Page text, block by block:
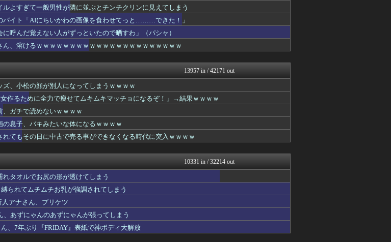
まうwwwwwwwwwwwwwwwwww
フィルダースチョイス
、流石に厳しいwwwwww
mashlife通信
ィ脱ぎかけのナマ乳がHすぎる
まとめ芸能＠美女画像まとめ...
ってるけど、気にしないでね❤」ﾊﾟｼｬ
嫁候補たちがビチャビチャの論争ｗｗｗｗ
GOSSIP速報
国民全体が思っていた「外国人受け入れ反...
おーるじゃんる
、転職するか迷う
ぶる速-VIP
履いた靴とか馬鹿にされる
コノユビニュース｜みんなの...
毛剤だった。フサフサでピチピチの30歳だ...
ジャンポ購入を検討。理由を聞く...
馬鳥速報
木幹太五段に勝利 柵木五段の連勝は15で...
将棋まとめた@２ｃｈ
案件がくる模様！🍨🍦
過ぎない。私なら円を強くすることが出来る...
開」って結局なんだと思う？
ふぇー速
チ屋イベントで予想外の展開になってしまう...
女子アナお宝画像速報－5c...
スレ
大艦巨砲主義！
ナニーした結果→！！！
とになった・・・・・・
ないｗｗｗｗ
わんこーる速報！
【8/8】
ツバメ速報＠ヤクルトスワロ...
項目が急に廃止されたんだけど意味不明すぎ...
増加。記憶の継承が危ぶまれる事態に
もない……
おたくみくす 声優まとめ
ルよすぎて一般男性が隣に並ぶとチンチクリンに見えてしまう
バイト「AIにちいかわの画像を食わせてっと………できた！」
に呼んだ覚えない人がずっといたので晒すわ」（パシャ）
ん、溶けるｗｗｗｗｗｗｗｗｗｗｗｗｗｗｗｗｗｗｗｗｗｗ
13957 in / 42171 out
ズ、小松の顔が別人になってしまうｗｗｗｗ
女作るために全力で痩せてムキムキマッチョになるぞ！」→結果ｗｗｗｗ
、ガチで読めないｗｗｗｗ
の息子、バキみたいな体になるｗｗｗｗ
れてもその日に中古で売る事ができなくなる時代に突入ｗｗｗｗ
10331 in / 32214 out
れタオルでお尻の形が透けてしまう
縛られてムチムチお乳が強調されてしまう
人アナさん、プリケツ
、あずにゃんのあずにゃんが張ってしまう
ん、7年ぶり『FRIDAY』表紙で神ボディ大解放